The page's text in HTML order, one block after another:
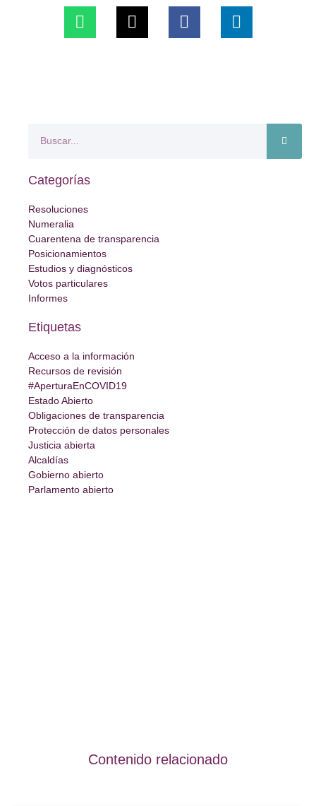
Categorías
Resoluciones
Numeralia
Cuarentena de transparencia
Posicionamientos
Estudios y diagnósticos
Votos particulares
Informes
Etiquetas
Acceso a la información
Recursos de revisión
#AperturaEnCOVID19
Estado Abierto
Obligaciones de transparencia
Protección de datos personales
Justicia abierta
Alcaldías
Gobierno abierto
Parlamento abierto
Contenido relacionado